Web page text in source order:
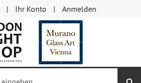
Ihr Konto Anmelden